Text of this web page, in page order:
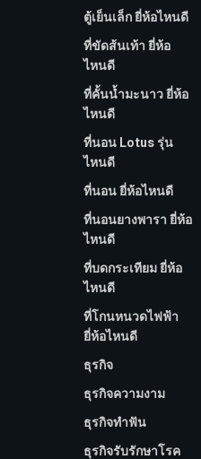
ตู้เย็นเล็ก ยี่ห้อไหนดี
ที่ขัดส้นเท้า ยี่ห้อ
ไหนดี
ที่คั้นน้ำมะนาว ยี่ห้อ
ไหนดี
ที่นอน Lotus รุ่น
ไหนดี
ที่นอน ยี่ห้อไหนดี
ที่นอนยางพารา ยี่ห้อ
ไหนดี
ที่บดกระเทียม ยี่ห้อ
ไหนดี
ที่โกนหนวดไฟฟ้า
ยี่ห้อไหนดี
ธุรกิจ
ธุรกิจความงาม
ธุรกิจทำฟัน
ธุรกิจรับรักษาโรค